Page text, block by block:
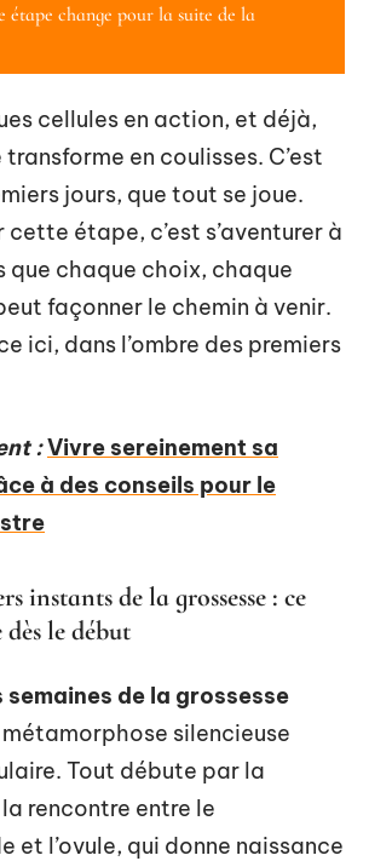
étape change pour la suite de la
cellules en action, et déjà,
transforme en coulisses. C’est
jours, que tout se joue.
cette étape, c’est s’aventurer à
que chaque choix, chaque
façonner le chemin à venir.
ici, dans l’ombre des premiers
:Vivre sereinement sa
à des conseils pour le
instants de la grossesse : ce
le début
semaines de la grossesse
silencieuse
Tout débute par la
la rencontre entre le
et l’ovule, qui donne naissance